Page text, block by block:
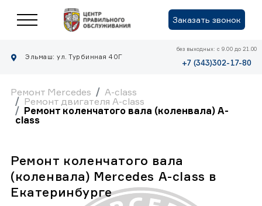
Заказать звонок
Эльмаш: ул. Турбинная 40Г
без выходных: с 9.00 до 21.00
+7 (343)302-17-80
Ремонт Mercedes
A-class
Ремонт двигателя A-class
Ремонт коленчатого вала (коленвала) A-
class
Ремонт коленчатого вала
(коленвала) Mercedes A-class в
Екатеринбурге